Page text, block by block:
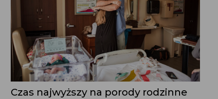
Czas najwyższy na porody rodzinne